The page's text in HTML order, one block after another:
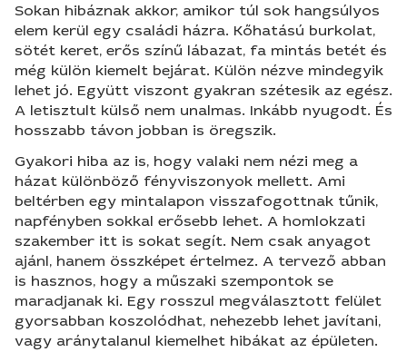
Sokan hibáznak akkor, amikor túl sok hangsúlyos
elem kerül egy családi házra. Kőhatású burkolat,
sötét keret, erős színű lábazat, fa mintás betét és
még külön kiemelt bejárat. Külön nézve mindegyik
lehet jó. Együtt viszont gyakran szétesik az egész.
A letisztult külső nem unalmas. Inkább nyugodt. És
hosszabb távon jobban is öregszik.
Gyakori hiba az is, hogy valaki nem nézi meg a
házat különböző fényviszonyok mellett. Ami
beltérben egy mintalapon visszafogottnak tűnik,
napfényben sokkal erősebb lehet. A homlokzati
szakember itt is sokat segít. Nem csak anyagot
ajánl, hanem összképet értelmez. A tervező abban
is hasznos, hogy a műszaki szempontok se
maradjanak ki. Egy rosszul megválasztott felület
gyorsabban koszolódhat, nehezebb lehet javítani,
vagy aránytalanul kiemelhet hibákat az épületen.